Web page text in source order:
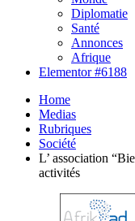
Diplomatie
Santé
Annonces
Afrique
Elementor #6188
Home
Medias
Rubriques
Société
L’ association
activités